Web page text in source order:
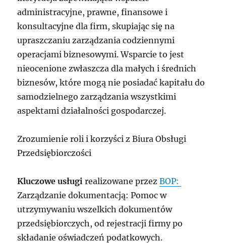
administracyjne, prawne, finansowe i
konsultacyjne dla firm, skupiając się na
upraszczaniu zarządzania codziennymi
operacjami biznesowymi. Wsparcie to jest
nieocenione zwłaszcza dla małych i średnich
biznesów, które mogą nie posiadać kapitału do
samodzielnego zarządzania wszystkimi
aspektami działalności gospodarczej.
Zrozumienie roli i korzyści z Biura Obsługi
Przedsiębiorczości
Kluczowe usługi realizowane przezBOP:
Zarządzanie dokumentacją: Pomoc w
utrzymywaniu wszelkich dokumentów
przedsiębiorczych, od rejestracji firmy po
składanie oświadczeń podatkowych.